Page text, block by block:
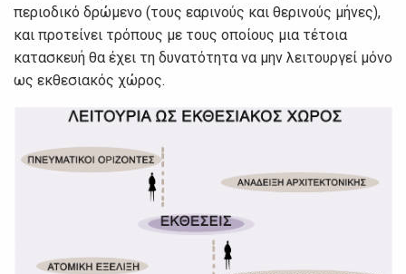
περιοδικό δρώμενο (τους εαρινούς και θερινούς μήνες),
και προτείνει τρόπους με τους οποίους μια τέτοια
κατασκευή θα έχει τη δυνατότητα να μην λειτουργεί μόνο
ως εκθεσιακός χώρος.